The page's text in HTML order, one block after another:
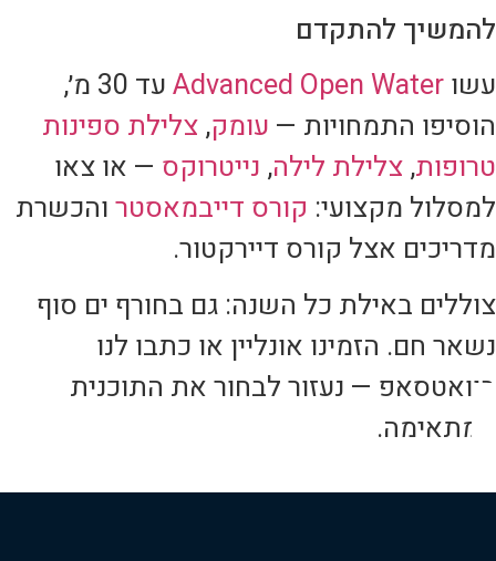
להמשיך להתקדם
עשוAdvanced Open Water
עד 30 מ׳,
הוסיפו התמחויות — עומק,צלילת ספינות
טרופות,צלילת לילה, נייטרוקס — או צאו
למסלול מקצועי: קורס דייבמאסטרוהכשרת
מדריכים אצל קורס דיירקטור.
צוללים באילת כל השנה: גם בחורף ים סוף
נשאר חם. הזמינו אונליין או כתבו לנו
בוואטסאפ — נעזור לבחור את התוכנית
המתאימה.